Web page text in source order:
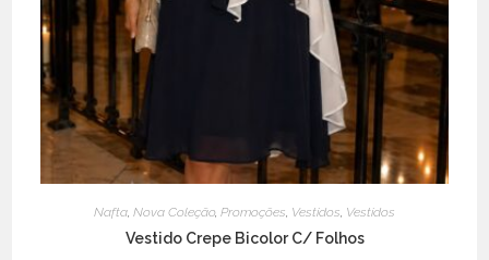
Nafta, Nova Coleção, Promoções, Vestidos, Vestidos
Vestido Crepe Bicolor C/ Folhos